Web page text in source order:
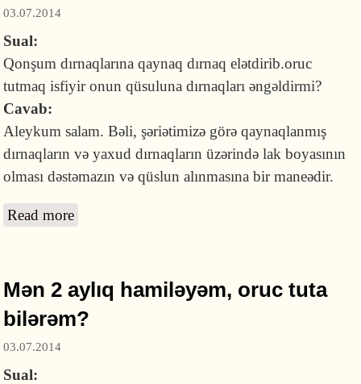
03.07.2014
Sual:
Qonşum dırnaqlarına qaynaq dırnaq elətdirib.oruc
tutmaq isfiyir onun qüsuluna dırnaqları əngəldirmi?
Cavab:
Aleykum salam. Bəli, şəriətimizə görə qaynaqlanmış
dırnaqların və yaxud dırnaqların üzərində lak boyasının
olması dəstəmazın və qüslun alınmasına bir maneədir.
Read more
Mən 2 aylıq hamiləyəm, oruc tuta
bilərəm?
03.07.2014
Sual: